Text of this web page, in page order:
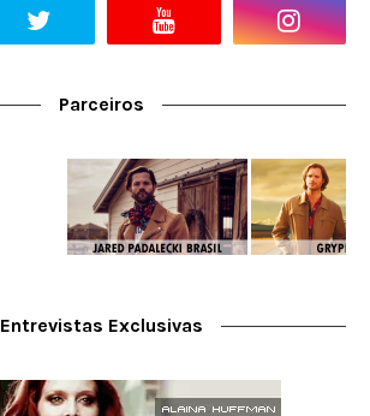
Parceiros
Entrevistas Exclusivas